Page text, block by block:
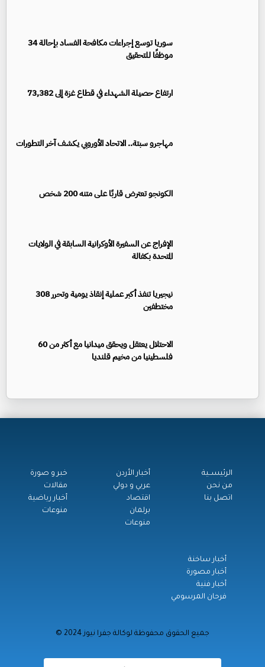
سوريا توسع إجراءات مكافحة الفساد بإحالة 34
موظفًا للتحقيق
ارتفاع حصيلة الشهداء في قطاع غزة إلى 73,382
مهاجرو سبتة.. الاتحاد الأوروبي يكشف آخر التطورات
الكونجو تعترض قاربًا على متنه 200 شخص
الإفراج عن السفيرة الأوكرانية السابقة في الولايات
المتحدة بكفالة
نيجيريا تنفذ أكبر عملية إنقاذ يومية وتحرر 308
مختطفين
الاحتلال يعتقل ويحقق ميدانيا مع أكثر من 60
فلسطينيا من مخيم قلنديا
الرئيســية
من نحن
اتصل بنا
أخبار الأردن
عربي و دولي
اقتصاد
برلمان
منوعات
خبر و صورة
مقالات
أخبار رياضية
منوعات
أخبار ساخنة
أخبار مصورة
أخبار فنية
فرحان المرسومي
© جميع الحقوق محفوظة لوكالة جفرا نيوز 2024